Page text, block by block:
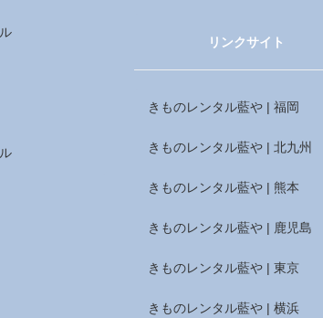
リンクサイト
きものレンタル藍や | 福岡
きものレンタル藍や | 北九州
きものレンタル藍や | 熊本
きものレンタル藍や | 鹿児島
きものレンタル藍や | 東京
きものレンタル藍や | 横浜